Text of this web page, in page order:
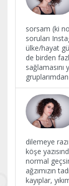
sorsam (ki
soruları
ülke/hayat
de birden
dilemeye
köşe
normal
ağzımızın
kayıplar,